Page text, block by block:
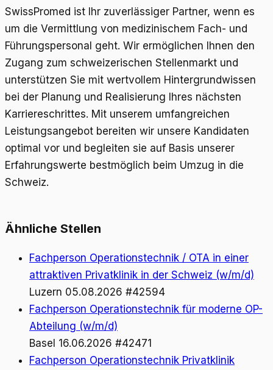
SwissPromed ist Ihr zuverlässiger Partner, wenn es
um die Vermittlung von medizinischem Fach- und
Führungspersonal geht. Wir ermöglichen Ihnen den
Zugang zum schweizerischen Stellenmarkt und
unterstützen Sie mit wertvollem Hintergrundwissen
bei der Planung und Realisierung Ihres nächsten
Karriereschrittes. Mit unserem umfangreichen
Leistungsangebot bereiten wir unsere Kandidaten
optimal vor und begleiten sie auf Basis unserer
Erfahrungswerte bestmöglich beim Umzug in die
Schweiz.
Ähnliche Stellen
Fachperson Operationstechnik / OTA in einer
attraktiven Privatklinik in der Schweiz (w/m/d)
Luzern 05.08.2026 #42594
Fachperson Operationstechnik für moderne OP-
Abteilung (w/m/d)
Basel 16.06.2026 #42471
Fachperson Operationstechnik Privatklinik